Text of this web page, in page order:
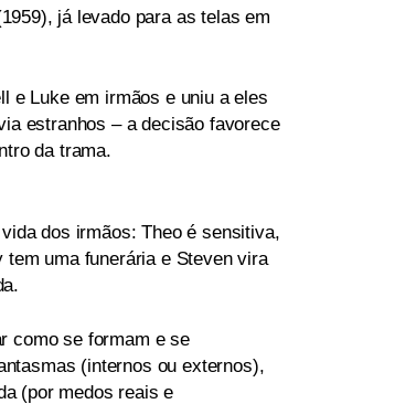
já levado para as telas em
e Luke em irmãos e uniu a eles
estranhos – a decisão favorece
da trama.
dos irmãos: Theo é sensitiva,
tem uma funerária e Steven vira
como se formam e se
(internos ou externos),
(por medos reais e